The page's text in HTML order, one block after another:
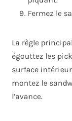
Fermez le
La règle
égouttez les
surface
montez le
l’avance.